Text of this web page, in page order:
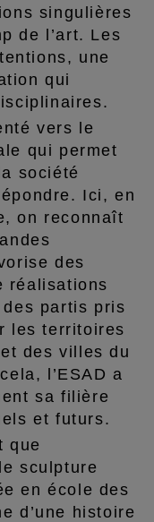
singulières
de l’art. Les
une
qui
vers le
qui permet
société
Ici, en
on reconnaît
des
réalisations
partis pris
les territoires
des villes du
l’ESAD a
sa filière
et futurs.
que
sculpture
en école des
d’une histoire